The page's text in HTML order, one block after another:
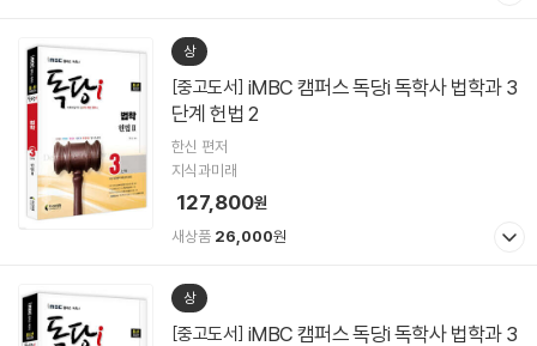
상
[중고도서]
단계 헌법 2
한신 편저
지식과미래
127,800원
새상품 26,000원
상
[중고도서]